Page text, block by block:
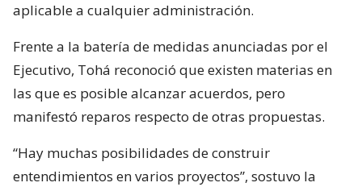
aplicable a cualquier administración.
Frente a la batería de medidas anunciadas por el
Ejecutivo, Tohá reconoció que existen materias en
las que es posible alcanzar acuerdos, pero
manifestó reparos respecto de otras propuestas.
“Hay muchas posibilidades de construir
entendimientos en varios proyectos”, sostuvo la